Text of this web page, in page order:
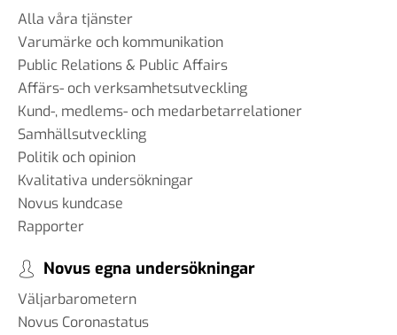
Alla våra tjänster
Varumärke och kommunikation
Public Relations & Public Affairs
Affärs- och verksamhetsutveckling
Kund-, medlems- och medarbetarrelationer
Samhällsutveckling
Politik och opinion
Kvalitativa undersökningar
Novus kundcase
Rapporter
Novus egna undersökningar
Väljarbarometern
Novus Coronastatus